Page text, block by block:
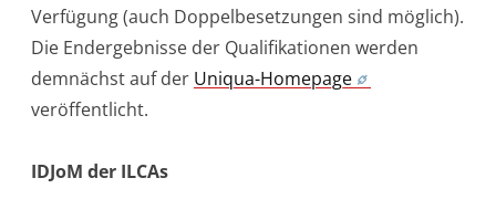
Verfügung (auch Doppelbesetzungen sind möglich).
Die Endergebnisse der Qualifikationen werden
demnächst auf der Uniqua-Homepage
veröffentlicht.
IDJoM der ILCAs